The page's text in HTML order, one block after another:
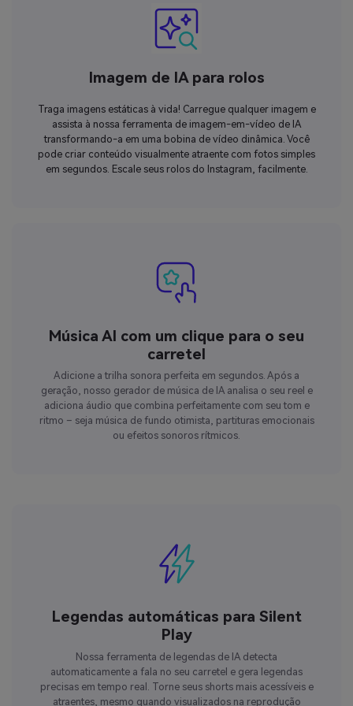
Imagem de IA para rolos
Traga imagens estáticas à vida! Carregue qualquer imagem e
assista à nossa ferramenta de imagem-em-vídeo de IA
transformando-a em uma bobina de vídeo dinâmica. Você
pode criar conteúdo visualmente atraente com fotos simples
em segundos. Escale seus rolos do Instagram, facilmente.
Música AI com um clique para o seu
carretel
Adicione a trilha sonora perfeita em segundos. Após a
geração, nosso gerador de música de IA analisa o seu reel e
adiciona áudio que combina perfeitamente com seu tom e
ritmo – seja música de fundo otimista, partituras emocionais
ou efeitos sonoros rítmicos.
Legendas automáticas para Silent
Play
Nossa ferramenta de legendas de IA detecta
automaticamente a fala no seu carretel e gera legendas
precisas em tempo real. Torne seus shorts mais acessíveis e
atraentes, mesmo quando visualizados na reprodução